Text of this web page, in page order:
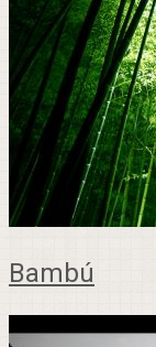
Bambú